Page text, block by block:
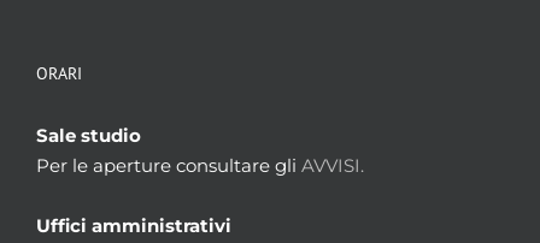
ORARI
Sale studio
Per le aperture consultare gli AVVISI.
Uffici amministrativi